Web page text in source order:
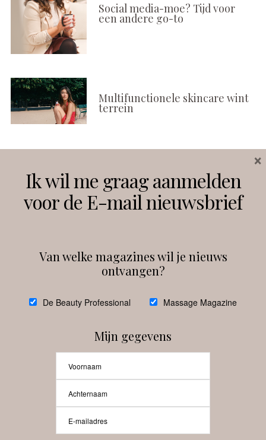
Social media-moe? Tijd voor
een andere go-to
Multifunctionele skincare wint
terrein
Instagram Facebook
debeautyprofessional
Beauty-Pro.nl
Ik wil me graag aanmelden
voor de E-mail nieuwsbrief
Van welke magazines wil je nieuws
ontvangen?
De Beauty Professional Massage Magazine
Mijn gegevens
×